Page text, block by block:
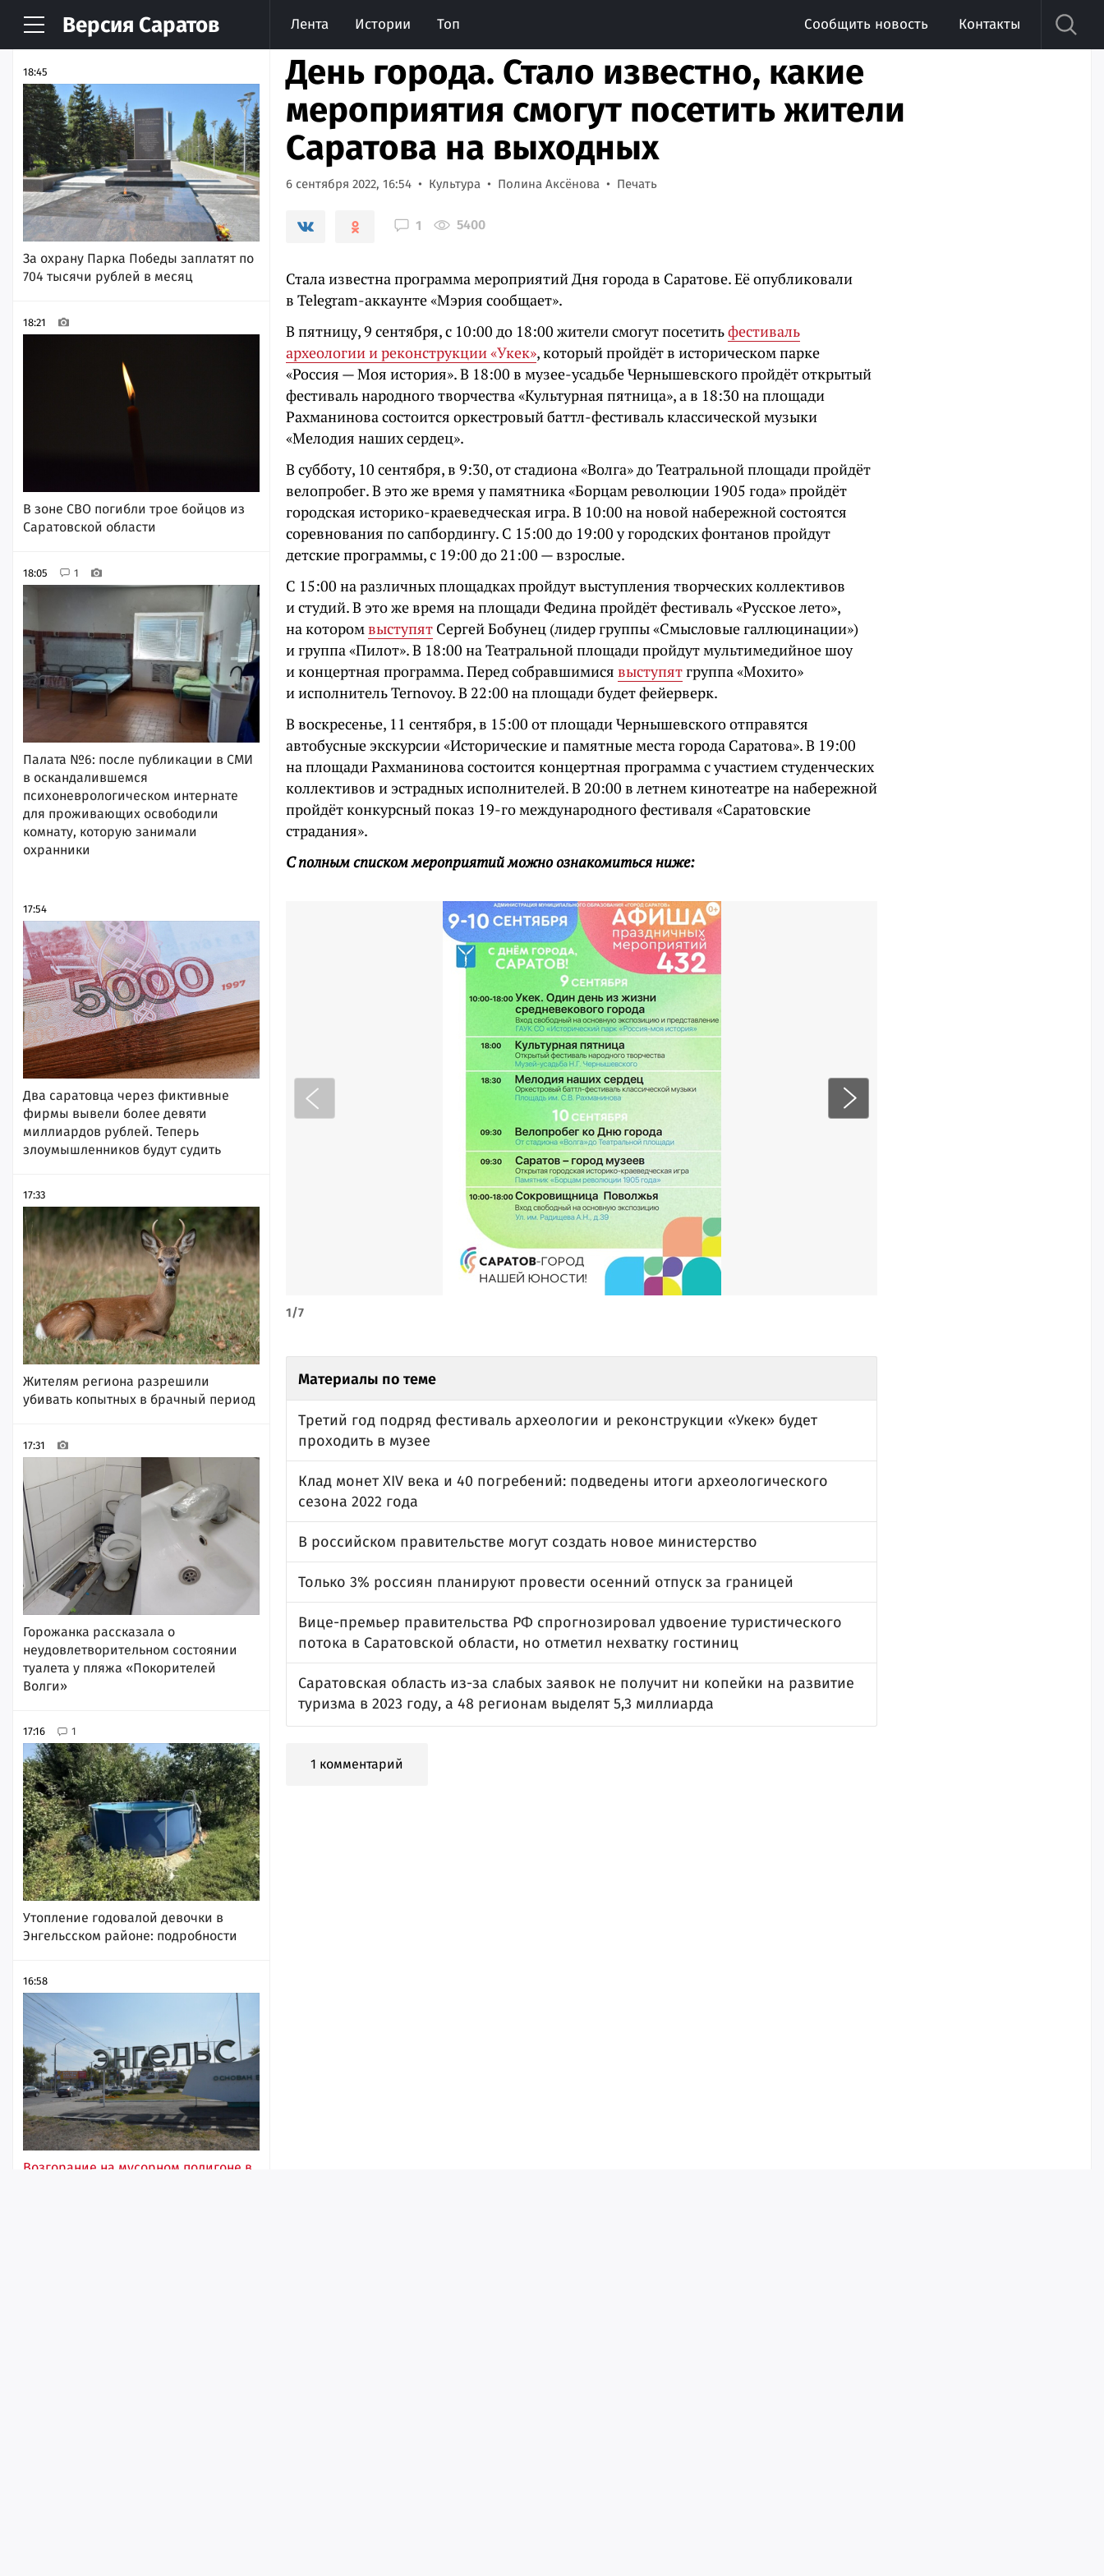
Версия Саратов Лента Истории Топ Сообщить новость Контакты
НОВОСТИ АРХИВ
18:45
За охрану Парка Победы заплатят по
704 тысячи рублей в месяц
18:21
В зоне СВО погибли трое бойцов из
Саратовской области
18:05 1
Палата №6: после публикации в СМИ
в оскандалившемся
психоневрологическом интернате
для проживающих освободили
комнату, которую занимали
охранники
17:54
Два саратовца через фиктивные
фирмы вывели более девяти
миллиардов рублей. Теперь
злоумышленников будут судить
17:33
Жителям региона разрешили
убивать копытных в брачный период
17:31
Горожанка рассказала о
неудовлетворительном состоянии
туалета у пляжа «Покорителей
Волги»
17:16 1
Утопление годовалой девочки в
Энгельсском районе: подробности
16:58
Возгорание на мусорном полигоне в
День города. Стало известно, какие
мероприятия смогут посетить жители
Саратова на выходных
6 сентября 2022, 16:54 Культура Полина Аксёнова Печать
1 5400
Стала известна программа мероприятий Дня города в Саратове. Её опубликовали
в Telegram-аккаунте «Мэрия сообщает».
В пятницу, 9 сентября, с 10:00 до 18:00 жители смогут посетитьфестиваль
археологии и реконструкции «Укек», который пройдёт в историческом парке
«Россия — Моя история». В 18:00 в музее-усадьбе Чернышевского пройдёт открытый
фестиваль народного творчества «Культурная пятница», а в 18:30 на площади
Рахманинова состоится оркестровый баттл-фестиваль классической музыки
«Мелодия наших сердец».
В субботу, 10 сентября, в 9:30, от стадиона «Волга» до Театральной площади пройдёт
велопробег. В это же время у памятника «Борцам революции 1905 года» пройдёт
городская историко-краеведческая игра. В 10:00 на новой набережной состоятся
соревнования по сапбордингу. С 15:00 до 19:00 у городских фонтанов пройдут
детские программы, с 19:00 до 21:00 — взрослые.
С 15:00 на различных площадках пройдут выступления творческих коллективов
и студий. В это же время на площади Федина пройдёт фестиваль «Русское лето»,
на которомвыступят Сергей Бобунец (лидер группы «Смысловые галлюцинации»)
и группа «Пилот». В 18:00 на Театральной площади пройдут мультимедийное шоу
и концертная программа. Перед собравшимися выступятгруппа «Мохито»
и исполнитель Ternovoy. В 22:00 на площади будет фейерверк.
В воскресенье, 11 сентября, в 15:00 от площади Чернышевского отправятся
автобусные экскурсии «Исторические и памятные места города Саратова». В 19:00
на площади Рахманинова состоится концертная программа с участием студенческих
коллективов и эстрадных исполнителей. В 20:00 в летнем кинотеатре на набережной
пройдёт конкурсный показ 19-го международного фестиваля «Саратовские
страдания».
С полным списком мероприятий можно ознакомиться ниже:
1/7
Материалы по теме
Третий год подряд фестиваль археологии и реконструкции «Укек» будет
проходить в музее
Клад монет XIV века и 40 погребений: подведены итоги археологического
сезона 2022 года
В российском правительстве могут создать новое министерство
Только 3% россиян планируют провести осенний отпуск за границей
Вице-премьер правительства РФ спрогнозировал удвоение туристического
потока в Саратовской области, но отметил нехватку гостиниц
Саратовская область из-за слабых заявок не получит ни копейки на развитие
туризма в 2023 году, а 48 регионам выделят 5,3 миллиарда
1 комментарий